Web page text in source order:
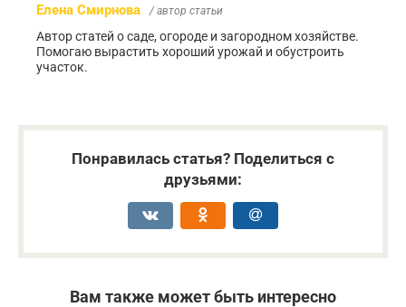
Елена Смирнова / автор статьи
Автор статей о саде, огороде и загородном хозяйстве.
Помогаю вырастить хороший урожай и обустроить
участок.
Понравилась статья? Поделиться с
друзьями:
Вам также может быть интересно